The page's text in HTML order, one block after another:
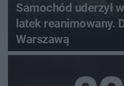
Samochód uderzył
latek reanimowany.
Warszawą